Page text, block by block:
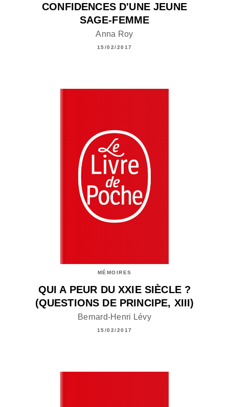
CONFIDENCES D'UNE JEUNE
SAGE-FEMME
Anna Roy
15/02/2017
MÉMOIRES
QUI A PEUR DU XXIE SIÈCLE ?
(QUESTIONS DE PRINCIPE, XIII)
Bernard-Henri Lévy
15/02/2017